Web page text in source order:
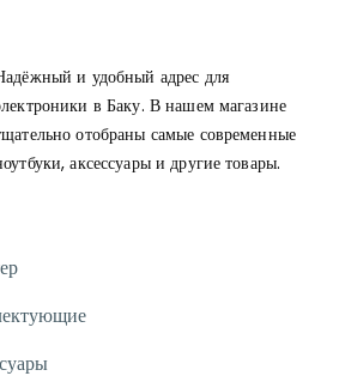
интеллекта и гибкий 2-в-1
256V обеспечивает отличную
повседневных задач, творчества и
Он обеспечивает стабильную
многозадачность
DDR5 позволяют одновременно
и удобный адрес для
в Баку. В нашем магазине
отобраны самые современные
аксессуары и другие товары.